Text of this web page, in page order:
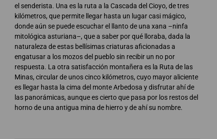
el senderista. Una es la ruta a la Cascada del Cioyo, de tres
kilómetros, que permite llegar hasta un lugar casi mágico,
donde aún se puede escuchar el llanto de una xana –ninfa
mitológica asturiana–, que a saber por qué lloraba, dada la
naturaleza de estas bellísimas criaturas aficionadas a
engatusar a los mozos del pueblo sin recibir un no por
respuesta. La otra satisfacción montañera es la Ruta de las
Minas, circular de unos cinco kilómetros, cuyo mayor aliciente
es llegar hasta la cima del monte Arbedosa y disfrutar ahí de
las panorámicas, aunque es cierto que pasa por los restos del
horno de una antigua mina de hierro y de ahí su nombre.